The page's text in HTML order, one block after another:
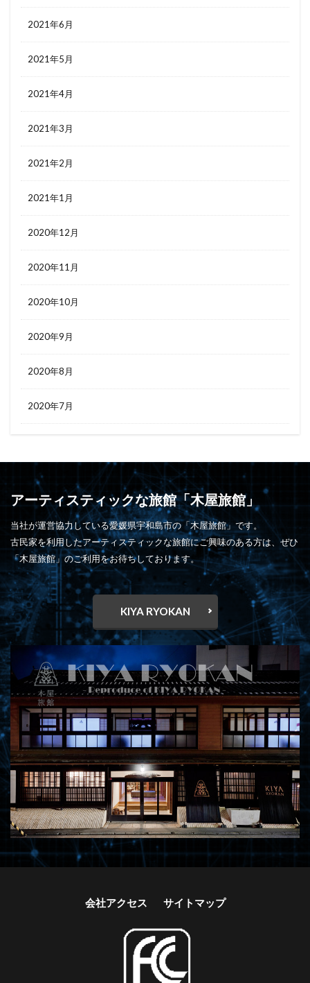
2021年6月
2021年5月
2021年4月
2021年3月
2021年2月
2021年1月
2020年12月
2020年11月
2020年10月
2020年9月
2020年8月
2020年7月
アーティスティックな旅館「木屋旅館」
当社が運営協力している愛媛県宇和島市の「木屋旅館」です。
古民家を利用したアーティスティックな旅館にご興味のある方は、ぜひ
「木屋旅館」のご利用をお待ちしております。
KIYA RYOKAN
会社アクセス サイトマップ